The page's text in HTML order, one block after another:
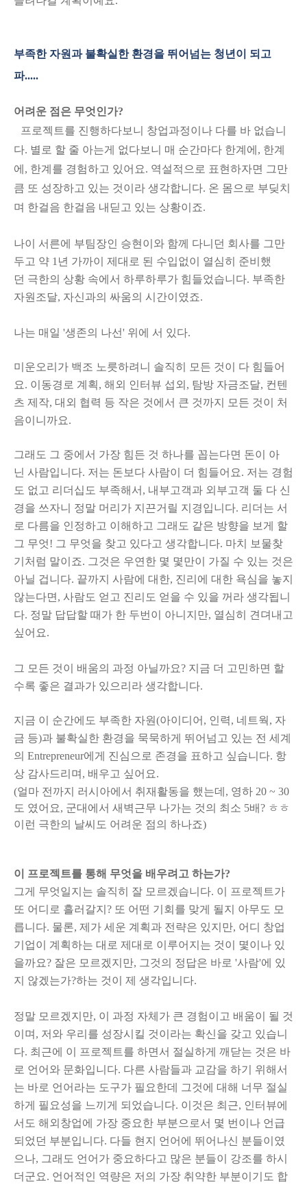
부족한 자원과 불확실한 환경을 뛰어넘는 청년이 되고
파.....
어려운 점은 무엇인가?
프로젝트를 진행하다보니 창업과정이나 다를 바 없습니
다. 별로 할 줄 아는게 없다보니 매 순간마다 한계에, 한계
에, 한계를 경험하고 있어요. 역설적으로 표현하자면 그만
큼 또 성장하고 있는 것이라 생각합니다. 온 몸으로 부딪치
며 한걸음 한걸음 내딛고 있는 상황이죠.
나이 서른에 부팀장인 승현이와 함께 다니던 회사를 그만
두고 약 1년 가까이 제대로 된 수입없이 열심히 준비했
던 극한의 상황 속에서 하루하루가 힘들었습니다. 부족한
자원조달, 자신과의 싸움의 시간이였죠.
나는 매일 '생존의 나선' 위에 서 있다.
미운오리가 백조 노릇하려니 솔직히 모든 것이 다 힘들어
요. 이동경로 계획, 해외 인터뷰 섭외, 탐방 자금조달, 컨텐
츠 제작, 대외 협력 등 작은 것에서 큰 것까지 모든 것이 처
음이니까요.
그래도 그 중에서 가장 힘든 것 하나를 꼽는다면 돈이 아
닌 사람입니다. 저는 돈보다 사람이 더 힘들어요. 저는 경험
도 없고 리더십도 부족해서, 내부고객과 외부고객 둘 다 신
경을 쓰자니 정말 머리가 지끈거릴 지경입니다. 리더는 서
로 다름을 인정하고 이해하고 그래도 같은 방향을 보게 할
그 무엇! 그 무엇을 찾고 있다고 생각합니다. 마치 보물찾
기처럼 말이죠. 그것은 우연한 몇 몇만이 가질 수 있는 것은
아닐 겁니다. 끝까지 사람에 대한, 진리에 대한 욕심을 놓지
않는다면, 사람도 얻고 진리도 얻을 수 있을 꺼라 생각됩니
다. 정말 답답할 때가 한 두번이 아니지만, 열심히 견뎌내고
싶어요.
그 모든 것이 배움의 과정 아닐까요? 지금 더 고민하면 할
수록 좋은 결과가 있으리라 생각합니다.
지금 이 순간에도 부족한 자원(아이디어, 인력, 네트웍, 자
금 등)과 불확실한 환경을 묵묵하게 뛰어넘고 있는 전 세계
의 Entrepreneur에게 진심으로 존경을 표하고 싶습니다. 항
상 감사드리며, 배우고 싶어요.
(얼마 전까지 러시아에서 취재활동을 했는데, 영하 20 ~ 30
도 였어요, 군대에서 새벽근무 나가는 것의 최소 5배? ㅎㅎ
이런 극한의 날씨도 어려운 점의 하나죠)
이 프로젝트를 통해 무엇을 배우려고 하는가?
그게 무엇일지는 솔직히 잘 모르겠습니다. 이 프로젝트가
또 어디로 흘러갈지? 또 어떤 기회를 맞게 될지 아무도 모
릅니다. 물론, 제가 세운 계획과 전략은 있지만, 어디 창업
기업이 계획하는 대로 제대로 이루어지는 것이 몇이나 있
을까요? 잘은 모르겠지만, 그것의 정답은 바로 '사람'에 있
지 않겠는가?하는 것이 제 생각입니다.
정말 모르겠지만, 이 과정 자체가 큰 경험이고 배움이 될 것
이며, 저와 우리를 성장시킬 것이라는 확신을 갖고 있습니
다. 최근에 이 프로젝트를 하면서 절실하게 깨닫는 것은 바
로 언어와 문화입니다. 다른 사람들과 교감을 하기 위해서
는 바로 언어라는 도구가 필요한데 그것에 대해 너무 절실
하게 필요성을 느끼게 되었습니다. 이것은 최근, 인터뷰에
서도 해외창업에 가장 중요한 부분으로서 몇 번이나 언급
되었던 부분입니다. 다들 현지 언어에 뛰어나신 분들이였
으나, 그래도 언어가 중요하다고 많은 분들이 강조를 하시
더군요. 언어적인 역량은 저의 가장 취약한 부분이기도 합